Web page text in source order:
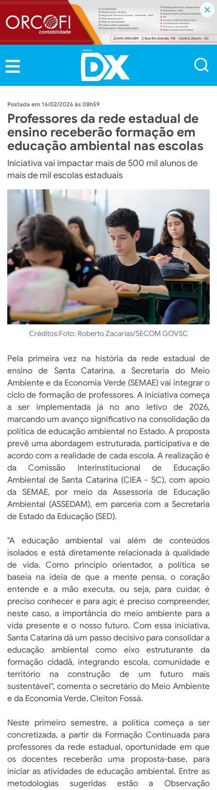
16/02/2026 às 08h59
Professores da rede estadual de
ensino receberão formação em
educação ambiental nas escolas
Iniciativa vai impactar mais de 500 mil alunos de
mais de mil escolas estaduais
Créditos:Foto: Roberto Zacarias/SECOM GOVSC
Pela primeira vez na história da rede estadual de
ensino de Santa Catarina, a Secretaria do Meio
Ambiente e da Economia Verde (SEMAE) vai integrar o
ciclo de formação de professores. A iniciativa começa
a ser implementada já no ano letivo de 2026,
marcando um avanço significativo na consolidação da
política de educação ambiental no Estado. A proposta
prevê uma abordagem estruturada, participativa e de
acordo com a realidade de cada escola. A realização é
da Comissão Interinstitucional de Educação
Ambiental de Santa Catarina (CIEA - SC), com apoio
da SEMAE, por meio da Assessoria de Educação
Ambiental (ASSEDAM), em parceria com a Secretaria
de Estado da Educação (SED).
"A educação ambiental vai além de conteúdos
isolados e está diretamente relacionada à qualidade
de vida. Como princípio orientador, a política se
baseia na ideia de que a mente pensa, o coração
entende e a mão executa, ou seja, para cuidar, é
preciso conhecer e para agir, é preciso compreender,
neste caso, a importância do meio ambiente para a
vida presente e o nosso futuro. Com essa iniciativa,
Santa Catarina dá um passo decisivo para consolidar a
educação ambiental como eixo estruturante da
formação cidadã, integrando escola, comunidade e
território na construção de um futuro mais
sustentável", comenta o secretário do Meio Ambiente
e da Economia Verde, Cleiton Fossá.
Neste primeiro semestre, a política começa a ser
concretizada, a partir da Formação Continuada para
professores da rede estadual, oportunidade em que
os docentes receberão uma proposta-base, para
iniciar as atividades de educação ambiental. Entre as
metodologias sugeridas estão a Observação